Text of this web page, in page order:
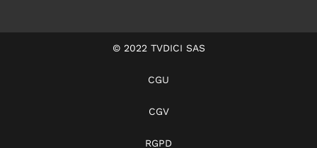
© 2022 TVDICI SAS
CGU
CGV
RGPD